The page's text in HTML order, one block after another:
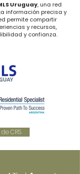
Uruguay, una red
información precisa y
permite compartir
y recursos,
y confianza.
CRS